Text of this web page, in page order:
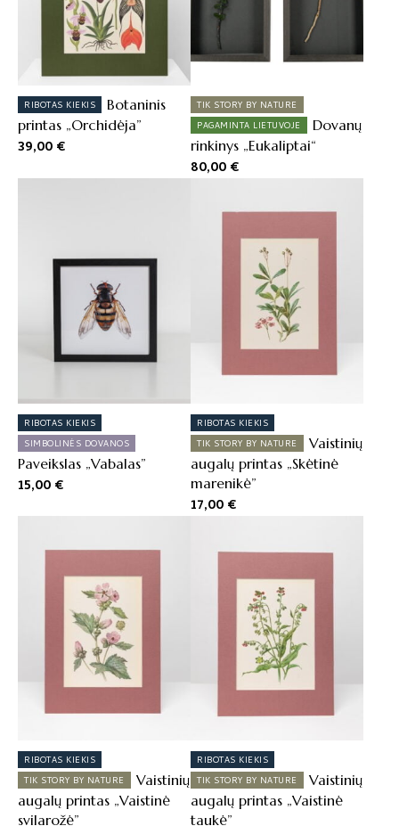
RIBOTAS KIEKIS
Botaninis
printas „Orchidėja”
39,00€
TIK STORY BY NATURE
PAGAMINTA LIETUVOJE
Dovanų
rinkinys „Eukaliptai“
80,00€
RIBOTAS KIEKIS
SIMBOLINĖS DOVANOS
Paveikslas „Vabalas”
15,00€
RIBOTAS KIEKIS
TIK STORY BY NATURE
Vaistinių
augalų printas „Skėtinė
marenikė”
17,00€
RIBOTAS KIEKIS
TIK STORY BY NATURE
Vaistinių
augalų printas „Vaistinė
svilarožė”
RIBOTAS KIEKIS
TIK STORY BY NATURE
Vaistinių
augalų printas „Vaistinė
taukė”